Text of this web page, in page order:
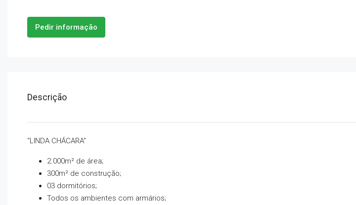
Pedir informação
Descrição
“LINDA CHÁCARA”
2.000m² de área;
300m² de construção;
03 dormitórios;
Todos os ambientes com armários;